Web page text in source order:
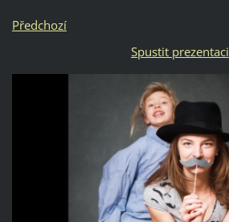
Předchozí
Spustit prezentaci